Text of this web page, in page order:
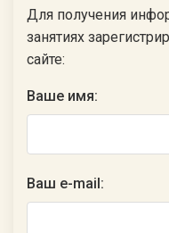
Для получения
занятиях
сайте:
Ваше имя:
Ваш e-mail: